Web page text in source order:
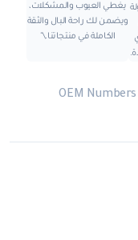
يغطي العيوب والمشكلات،
ويضمن لك راحة البال والثقة
الكاملة في منتجاتنا.\"